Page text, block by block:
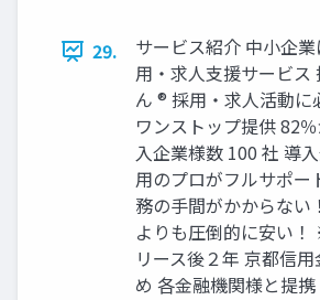
29.
サービス紹介 中小企
用・求人支援サービス
ん ® 採用・求人活動に
ワンストップ提供 82
入企業様数 100 社 導
用のプロがフルサポー
務の手間がかからない
よりも圧倒的に安い
リース後２年 京都信
め 各金融機関様と提携